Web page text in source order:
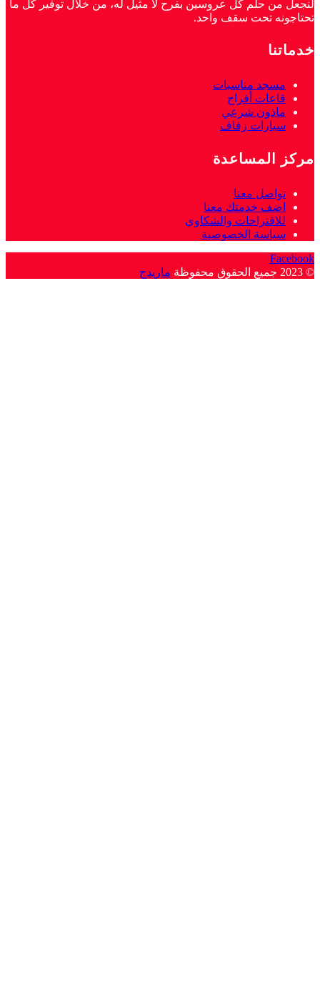
لنجعل من حلم كل عروسين بفرح لا مثيل له، من خلال توفير كل ما
تحتاجونه تحت سقف واحد.
خدماتنا
مسجد مناسبات
قاعات أفراح
ماذون شرعي
سيارات زفاف
مركز المساعدة
تواصل معنا
اضف خدمتك معنا
للاقتراحات والشكاوي
سياسة الخصوصية
Facebook
© 2023 جميع الحقوق محفوظة
ماريدج